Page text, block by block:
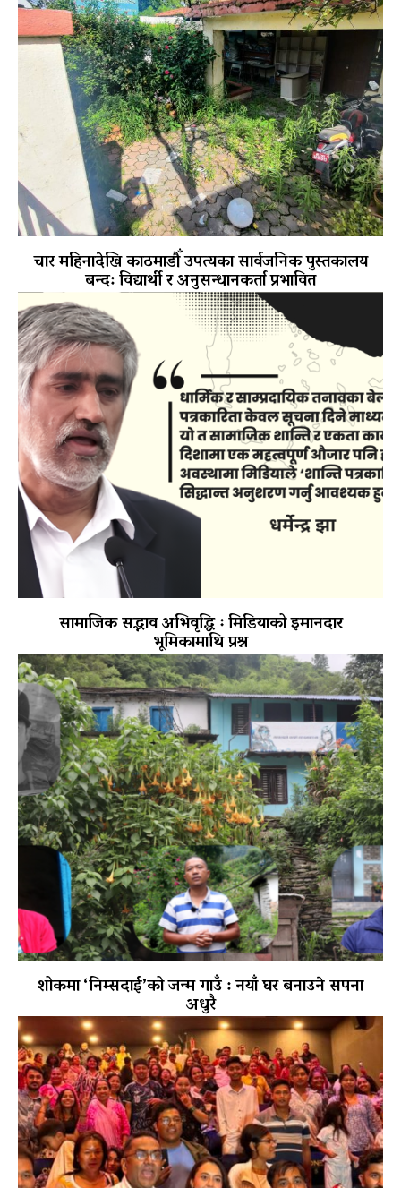
चार महिनादेखि काठमाडौँ उपत्यका सार्वजनिक पुस्तकालय
बन्द: विद्यार्थी र अनुसन्धानकर्ता प्रभावित
सामाजिक सद्भाव अभिवृद्धि ः मिडियाको इमानदार
भूमिकामाथि प्रश्न
शोकमा ‘निम्सदाई’को जन्म गाउँ : नयाँ घर बनाउने सपना
अधुरै